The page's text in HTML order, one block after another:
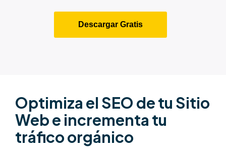
Optimiza el SEO de tu Sitio
Web e incrementa tu
tráfico orgánico